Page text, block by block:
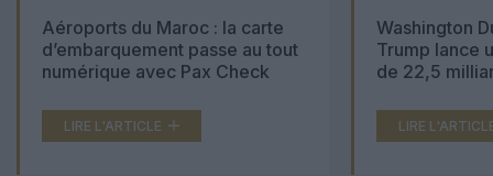
Aéroports du Maroc : la carte
d’embarquement passe au tout
numérique avec Pax Check
LIRE L'ARTICLE
Washington
Trump lance
de 22,5
LIRE